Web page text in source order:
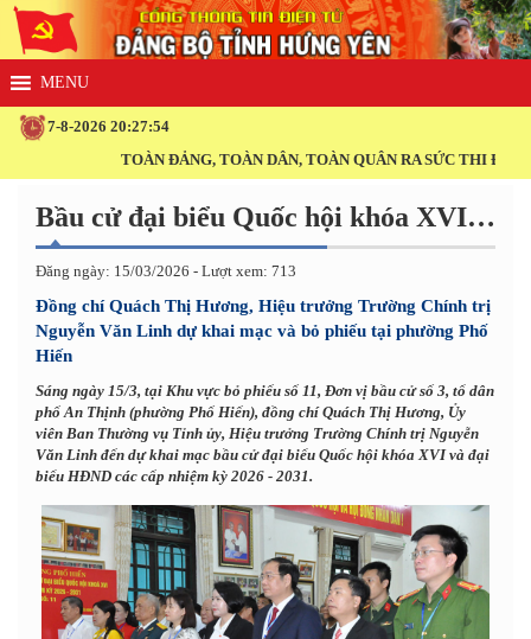
7-8-2026 20:27:55
TOÀN ĐẢNG, TOÀN DÂN, TOÀN QUÂN RA SỨC THI ĐUA
Bầu cử đại biểu Quốc hội khóa XVI và đại biểu HĐND các cấp nhiệm kỳ 2026 - 2031
Đăng ngày: 15/03/2026 - Lượt xem: 713
Đồng chí Quách Thị Hương, Hiệu trưởng Trường Chính trị
Nguyễn Văn Linh dự khai mạc và bỏ phiếu tại phường Phố
Hiến
Sáng ngày 15/3, tại Khu vực bỏ phiếu số 11, Đơn vị bầu cử số 3, tổ dân
phố An Thịnh (phường Phố Hiến), đồng chí Quách Thị Hương, Ủy
viên Ban Thường vụ Tỉnh ủy, Hiệu trưởng Trường Chính trị Nguyễn
Văn Linh đến dự khai mạc bầu cử đại biểu Quốc hội khóa XVI và đại
biểu HĐND các cấp nhiệm kỳ 2026 - 2031.